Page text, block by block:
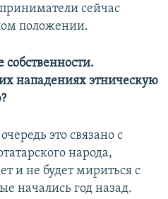
сейчас
положении.
собственности.
нападениях этническую
это связано с
народа,
и не будет мириться с
начались год назад.